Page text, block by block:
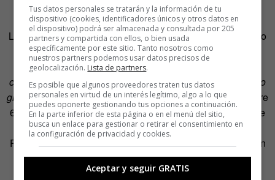
Sintonizando el corazón
La música tiene especial facilidad para conmover a nuestro
corazón. De hecho, puede sincronizarse de forma muy
precisa con él, como explicaGail Gadwin
corazón. Según la notación musical italiana llamada
tempo
giusto(el tiempo justo), que es un compás uniforme de entre
66 y 76 en el metrónomo, estamos sintonizando el ritmo de
un corazón sano.
Pero lo que verdaderamente emociona son los altibajos en
eltempo. El ruido marrón, una sinfonía de una sola nota,
resulta aburrida para nuestro cerebro, y finalmente
Tus datos personales se tratarán y la información de tu
dispositivo (cookies, identificadores únicos y otros datos en
el dispositivo) podrá ser almacenada y consultada por 205
partners y compartida con ellos, o bien usada
específicamente por este sitio. Tanto nosotros como
nuestros partners podemos usar datos precisos de
geolocalización. Lista de partners.
Es posible que algunos proveedores traten tus datos
personales en virtud de un interés legítimo, algo a lo que
puedes oponerte gestionando tus opciones a continuación.
En la parte inferior de esta página o en el menú del sitio,
busca un enlace para gestionar o retirar el consentimiento en
la configuración de privacidad y cookies.
Aceptar y seguir GRATIS